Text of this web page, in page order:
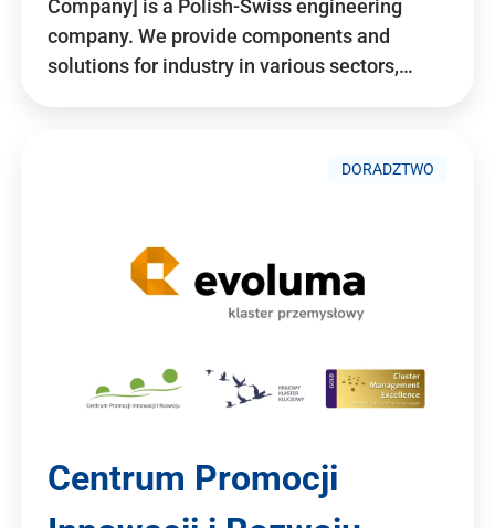
Company] is a Polish-Swiss engineering
company. We provide components and
solutions for industry in various sectors,…
DORADZTWO
Centrum Promocji